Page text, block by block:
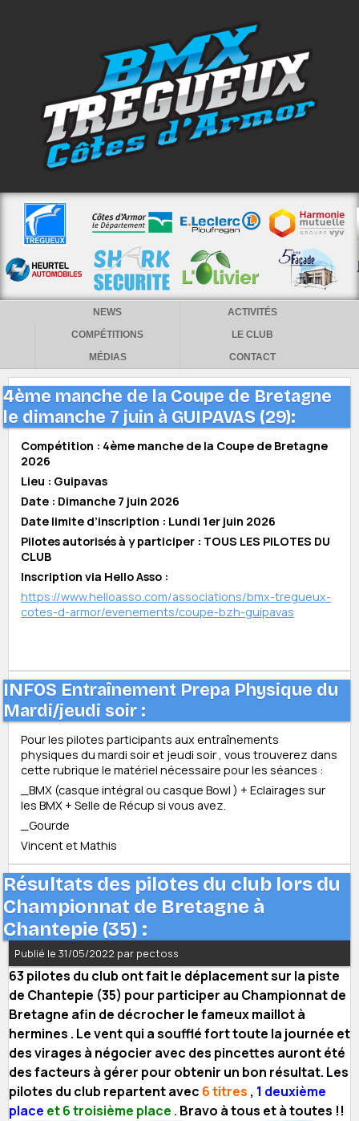
NEWS
ACTIVITÉS
COMPÉTITIONS
LE CLUB
MÉDIAS
CONTACT
4ème manche de la Coupe de Bretagne
le dimanche 7 juin à GUIPAVAS (29):
Compétition : 4ème manche de la Coupe de Bretagne
2026
Lieu : Guipavas
Date : Dimanche 7 juin 2026
Date limite d’inscription : Lundi 1er juin 2026
Pilotes autorisés à y participer : TOUS LES PILOTES DU
CLUB
Inscription via Hello Asso :
https://www.helloasso.com/associations/bmx-tregueux-
cotes-d-armor/evenements/coupe-bzh-guipavas
INFOS Entraînement Prepa Physique du
Mardi/jeudi soir :
Pour les pilotes participants aux entraînements
physiques du mardi soir et jeudi soir , vous trouverez dans
cette rubrique le matériel nécessaire pour les séances :
_BMX (casque intégral ou casque Bowl ) + Eclairages sur
les BMX + Selle de Récup si vous avez.
_Gourde
Vincent et Mathis
Résultats des pilotes du club lors du
Championnat de Bretagne à
Chantepie (35) :
Publié le 31/05/2022 par pectoss
63 pilotes du club ont fait le déplacement sur la piste
de Chantepie (35) pour participer au Championnat de
Bretagne afin de décrocher le fameux maillot à
hermines . Le vent qui a soufflé fort toute la journée et
des virages à négocier avec des pincettes auront été
des facteurs à gérer pour obtenir un bon résultat. Les
pilotes du club repartent avec 6 titres , 1 deuxième
place et 6 troisième place . Bravo à tous et à toutes !!